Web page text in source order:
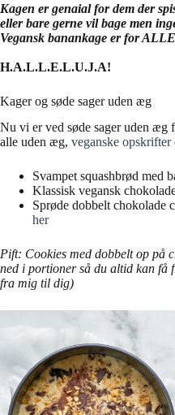
Kagen er genaial for dem der
eller bare gerne vil bage men
Vegansk banankage er for
H.A.L.L.E.L.U.J.A!
Kager og søde sager uden æg
Nu vi er ved søde sager uden æg
alle uden æg, veganske opskrifter
Svampet squashbrød med
Klassisk vegansk
Sprøde dobbelt chokolade
her
Pift: Cookies med dobbelt op på
ned i portioner så du altid kan få
fra mig til dig)